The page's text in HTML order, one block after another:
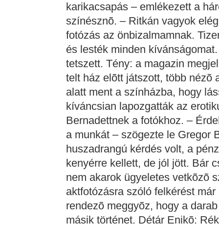
karikacsapás – emlékezett a
színésznõ. – Ritkán vagyok
fotózás az önbizalmamnak.
és lesték minden
tetszett. Tény: a magazin
telt ház elõtt játszott, több nézõ
alatt ment a színházba, hogy
kíváncsian lapozgatták az
Bernadettnek a fotókhoz. –
a munkát – szögezte le Gregor
huszadrangú kérdés volt, a
kenyérre kellett, de jól jött. Bár
nem akarok ügyeletes vetkõzõ
aktfotózásra szóló felkérést
rendezõ meggyõz, hogy a
másik történet. Détár Enikõ: